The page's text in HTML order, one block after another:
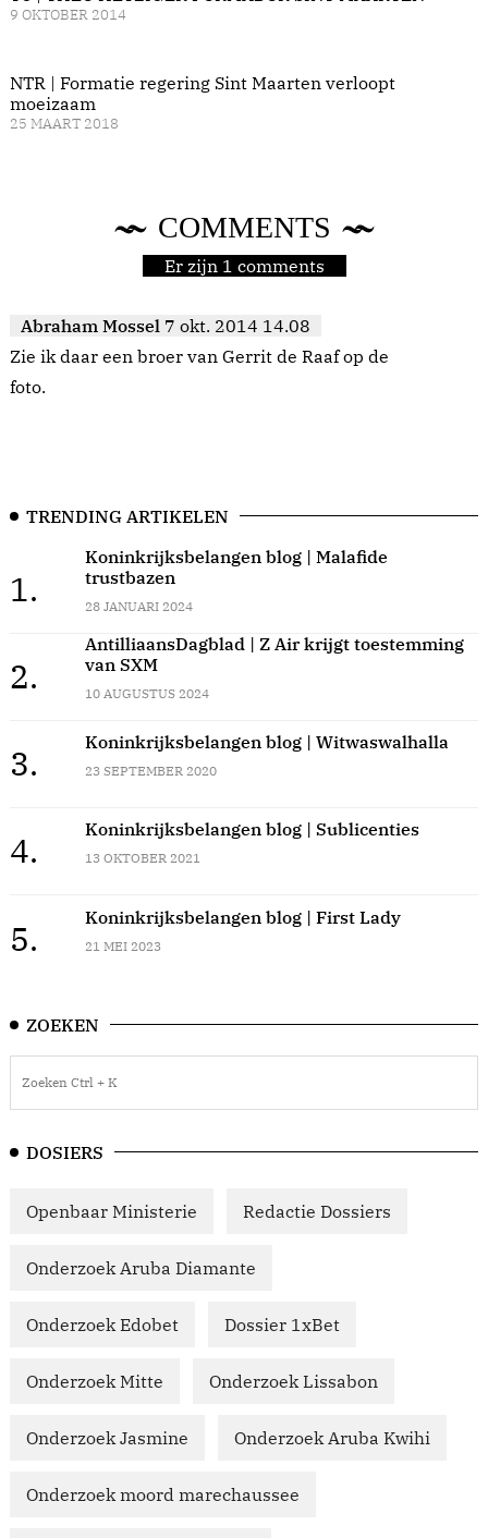
9 OKTOBER 2014
NTR | Formatie regering Sint Maarten verloopt
moeizaam
25 MAART 2018
COMMENTS
Er zijn 1 comments
Abraham Mossel 7 okt. 2014 14.08
Zie ik daar een broer van Gerrit de Raaf op de
foto.
TRENDING ARTIKELEN
1.
Koninkrijksbelangen blog | Malafide
trustbazen
28 JANUARI 2024
2.
AntilliaansDagblad | Z Air krijgt toestemming
van SXM
10 AUGUSTUS 2024
3.
Koninkrijksbelangen blog | Witwaswalhalla
23 SEPTEMBER 2020
4.
Koninkrijksbelangen blog | Sublicenties
13 OKTOBER 2021
5.
Koninkrijksbelangen blog | First Lady
21 MEI 2023
ZOEKEN
DOSIERS
Openbaar Ministerie Redactie Dossiers
Onderzoek Aruba Diamante
Onderzoek Edobet Dossier 1xBet
Onderzoek Mitte Onderzoek Lissabon
Onderzoek Jasmine Onderzoek Aruba Kwihi
Onderzoek moord marechaussee